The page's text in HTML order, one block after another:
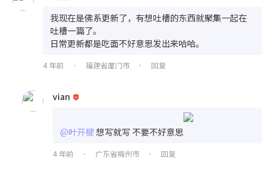
我现在是佛系更新了，有想吐槽的东西就聚集一起在
吐槽一篇了。
日常更新都是吃面不好意思发出来哈哈。
4 年前 • 福建省厦门市 • 回复
vian
@叶开楗想写就写 不要不好意思
4 年前 • 广东省梅州市 • 回复